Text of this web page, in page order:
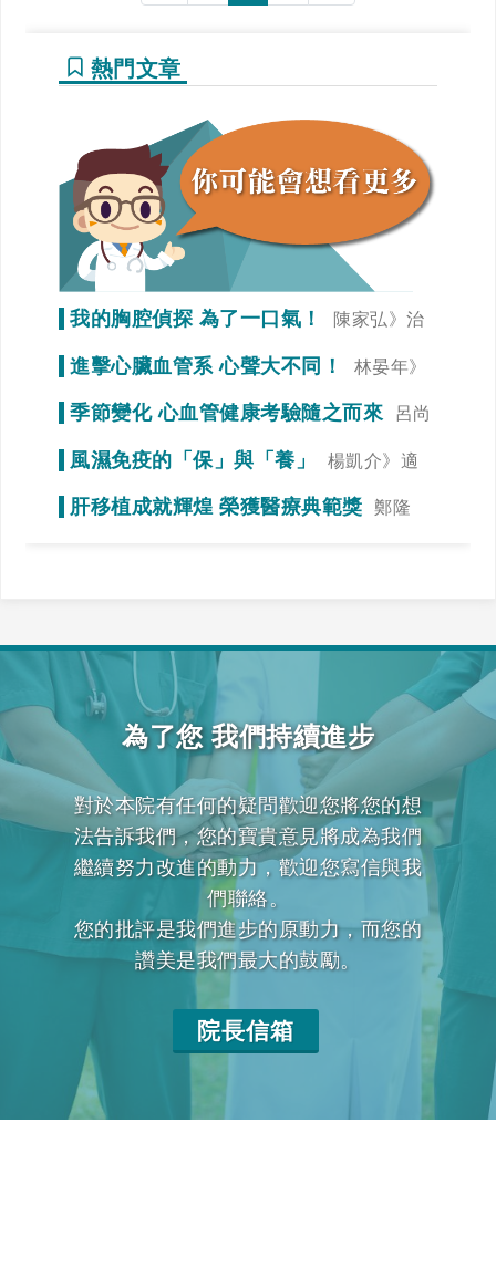
熱門文章
我的胸腔偵探 為了一口氣！
陳家弘》治
療是為了未來生活品質
進擊心臟血管系 心聲大不同！
林晏年》
調整生活習慣「心」事就變少！
季節變化 心血管健康考驗隨之而來
呂尚
風濕免疫的「保」與「養」
楊凱介》適
當運動，達到調整免疫力的效果
肝移植成就輝煌 榮獲醫療典範獎
鄭隆
為了您 我們持續進步
對於本院有任何的疑問歡迎您將您的想
法告訴我們，您的寶貴意見將成為我們
繼續努力改進的動力，歡迎您寫信與我
們聯絡。
您的批評是我們進步的原動力，而您的
讚美是我們最大的鼓勵。
院長信箱